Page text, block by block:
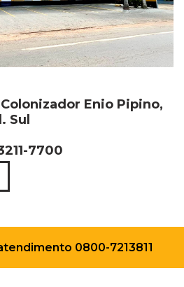
Colonizador Enio Pipino,
Sul
7700
0800-7213811